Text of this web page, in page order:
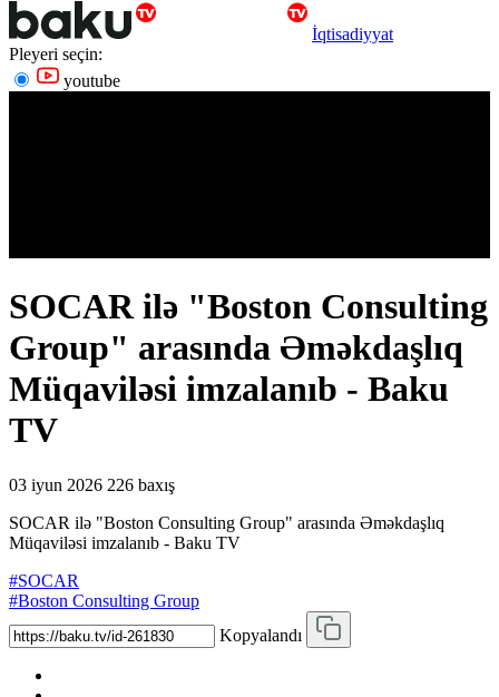
İqtisadiyyat
Pleyeri seçin:
youtube
SOCAR ilə "Boston Consulting
Group" arasında Əməkdaşlıq
Müqaviləsi imzalanıb - Baku
TV
03 iyun 2026 226 baxış
SOCAR ilə "Boston Consulting Group" arasında Əməkdaşlıq
Müqaviləsi imzalanıb - Baku TV
#SOCAR
#Boston Consulting Group
Kopyalandı